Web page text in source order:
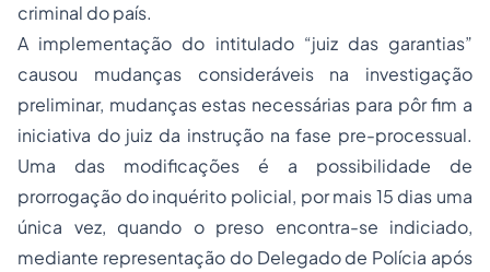
criminal do país.
A implementação do intitulado “juiz das garantias”
causou mudanças consideráveis na investigação
preliminar, mudanças estas necessárias para pôr fim a
iniciativa do juiz da instrução na fase pre-processual.
Uma das modificações é a possibilidade de
prorrogação do inquérito policial, por mais 15 dias uma
única vez, quando o preso encontra-se indiciado,
mediante representação do Delegado de Polícia após